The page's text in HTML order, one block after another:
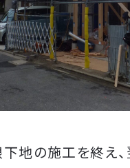
下地の施工を終え